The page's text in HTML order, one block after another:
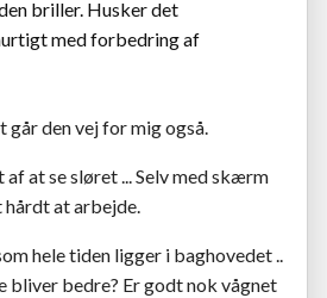
briller. Husker det
med forbedring af
går den vej for mig også.
at se sløret ... Selv med skærm
at arbejde.
hele tiden ligger i baghovedet ..
bliver bedre? Er godt nok vågnet